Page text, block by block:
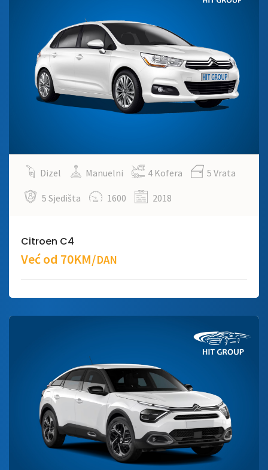
Dizel Manuelni 4 Kofera 5 Vrata
5 Sjedišta 1600 2018
Citroen C4
Već od 70KM/DAN